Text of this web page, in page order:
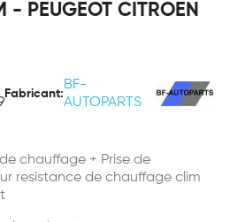
- PEUGEOT CITROEN
Fabricant:
BF-
AUTOPARTS
chauffage + Prise de
resistance de chauffage clim